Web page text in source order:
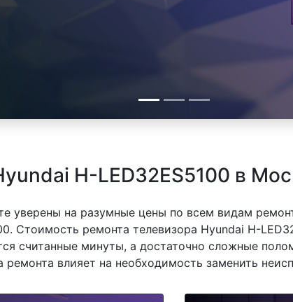
H-LED32ES5100 в
уверены на разумные цены по всем видам
Стоимость ремонта телевизора Hyundai H-
считанные минуты, а достаточно сложные
влияет на необходимость заменить